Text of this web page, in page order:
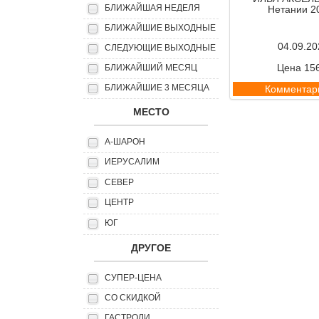
БЛИЖАЙШАЯ НЕДЕЛЯ
БЛИЖАЙШИЕ ВЫХОДНЫЕ
СЛЕДУЮЩИЕ ВЫХОДНЫЕ
БЛИЖАЙШИЙ МЕСЯЦ
БЛИЖАЙШИЕ 3 МЕСЯЦА
МЕСТО
А-ШАРОН
ИЕРУСАЛИМ
СЕВЕР
ЦЕНТР
ЮГ
ДРУГОЕ
СУПЕР-ЦЕНА
СО СКИДКОЙ
Нетании
Цена